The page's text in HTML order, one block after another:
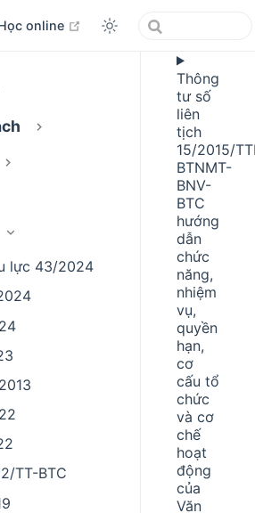
in new window
online open in new window
lực 43/2024
TT-BTC
Thông
tư số
liên
tịch
15/2015/
BTNMT-
BNV-
BTC
hướng
dẫn
chức
năng,
nhiệm
vụ,
quyền
hạn,
cơ
cấu tổ
chức
và cơ
chế
hoạt
động
của
Văn